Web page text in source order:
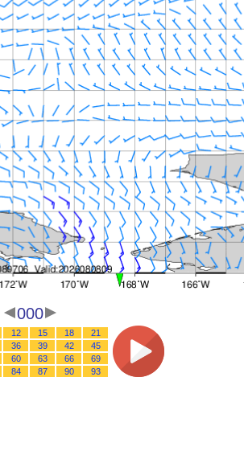
000
12 15 18
21
36 39 42
45
60 63 66
69
84 87 90 93